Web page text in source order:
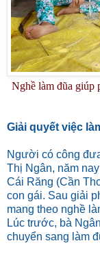
Nghề làm đũa giúp
Giải quyết việc
Người có công
Thị Ngân, năm
Cái Răng (Cần
con gái. Sau giải
mang theo nghề
Lúc trước, bà
chuyển sang làm